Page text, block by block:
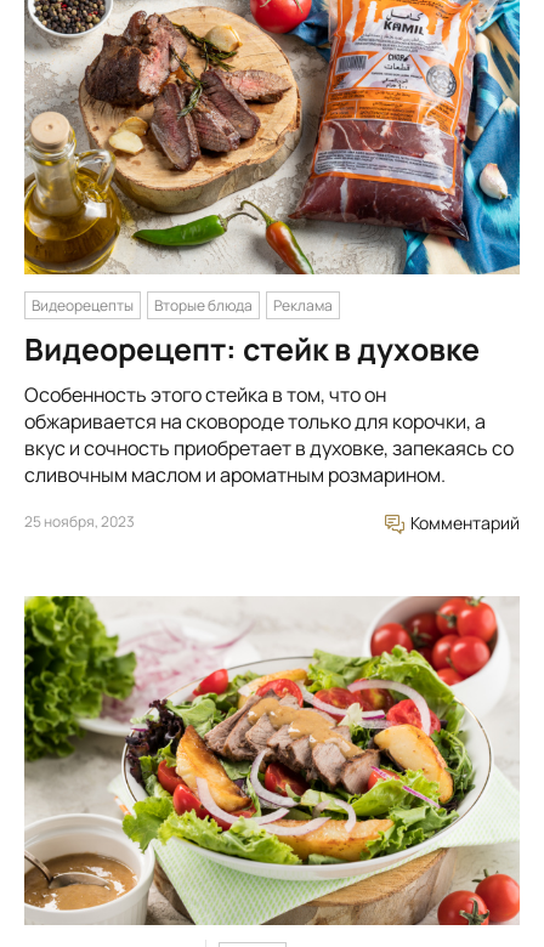
Видеорецепты Вторые блюда Реклама
Видеорецепт: стейк в духовке
Особенность этого стейка в том, что он
обжаривается на сковороде только для корочки, а
вкус и сочность приобретает в духовке, запекаясь со
сливочным маслом и ароматным розмарином.
25 ноября, 2023 Комментарий